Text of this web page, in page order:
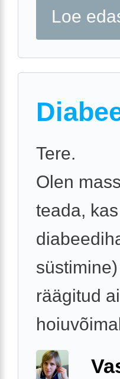
Loe
Tere.
Olen
teada,
räägitud